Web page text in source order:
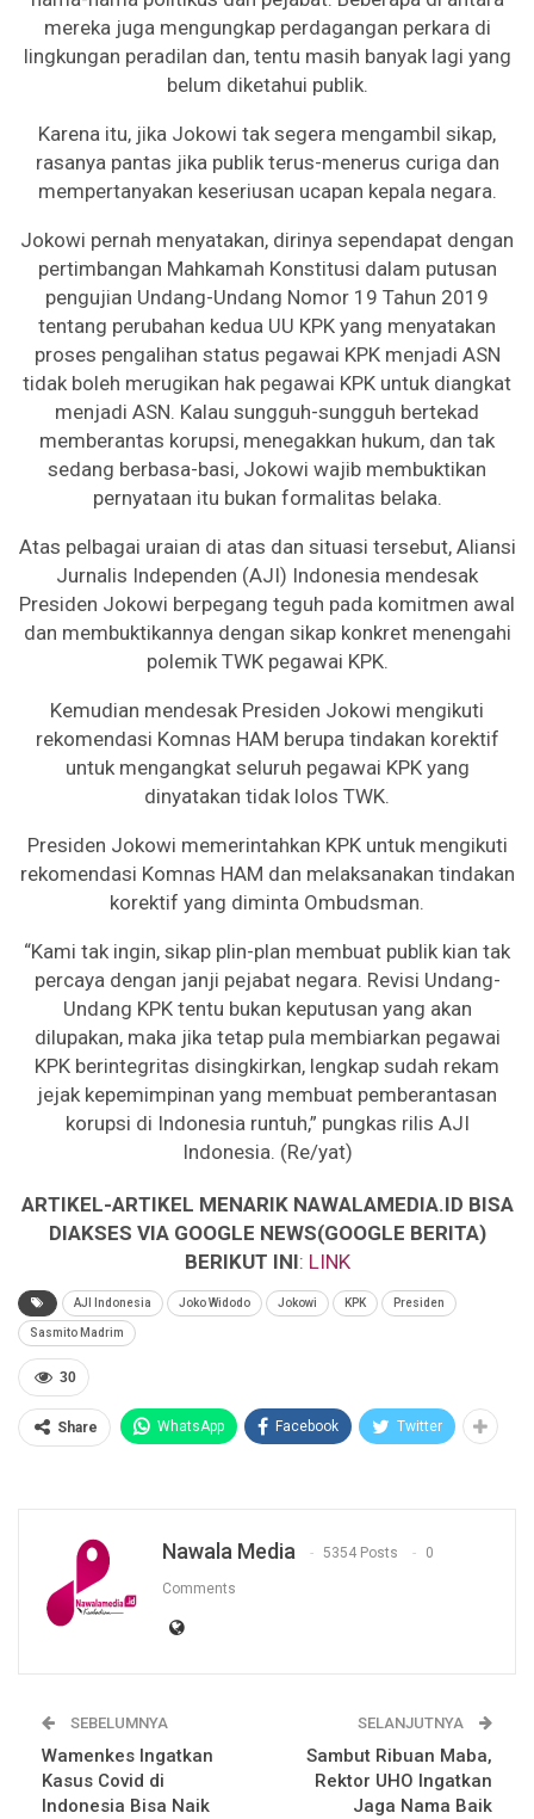
mereka juga mengungkap perdagangan perkara di
lingkungan peradilan dan, tentu masih banyak lagi yang
belum diketahui publik.
Karena itu, jika Jokowi tak segera mengambil sikap,
rasanya pantas jika publik terus-menerus curiga dan
mempertanyakan keseriusan ucapan kepala negara.
Jokowi pernah menyatakan, dirinya sependapat dengan
pertimbangan Mahkamah Konstitusi dalam putusan
pengujian Undang-Undang Nomor 19 Tahun 2019
tentang perubahan kedua UU KPK yang menyatakan
proses pengalihan status pegawai KPK menjadi ASN
tidak boleh merugikan hak pegawai KPK untuk diangkat
menjadi ASN. Kalau sungguh-sungguh bertekad
memberantas korupsi, menegakkan hukum, dan tak
sedang berbasa-basi, Jokowi wajib membuktikan
pernyataan itu bukan formalitas belaka.
Atas pelbagai uraian di atas dan situasi tersebut, Aliansi
Jurnalis Independen (AJI) Indonesia mendesak
Presiden Jokowi berpegang teguh pada komitmen awal
dan membuktikannya dengan sikap konkret menengahi
polemik TWK pegawai KPK.
Kemudian mendesak Presiden Jokowi mengikuti
rekomendasi Komnas HAM berupa tindakan korektif
untuk mengangkat seluruh pegawai KPK yang
dinyatakan tidak lolos TWK.
Presiden Jokowi memerintahkan KPK untuk mengikuti
rekomendasi Komnas HAM dan melaksanakan tindakan
korektif yang diminta Ombudsman.
“Kami tak ingin, sikap plin-plan membuat publik kian tak
percaya dengan janji pejabat negara. Revisi Undang-
Undang KPK tentu bukan keputusan yang akan
dilupakan, maka jika tetap pula membiarkan pegawai
KPK berintegritas disingkirkan, lengkap sudah rekam
jejak kepemimpinan yang membuat pemberantasan
korupsi di Indonesia runtuh,” pungkas rilis AJI
Indonesia. (Re/yat)
ARTIKEL-ARTIKEL MENARIK NAWALAMEDIA.ID BISA
DIAKSES VIA GOOGLE NEWS(GOOGLE BERITA)
BERIKUT INI: LINK
AJI Indonesia Joko Widodo Jokowi KPK Presiden
Sasmito Madrim
30
Share WhatsApp Facebook Twitter
Nawala Media 5354 Posts 0
Comments
SEBELUMNYA
Wamenkes Ingatkan
Kasus Covid di
Indonesia Bisa Naik
SELANJUTNYA
Sambut Ribuan Maba,
Rektor UHO Ingatkan
Jaga Nama Baik